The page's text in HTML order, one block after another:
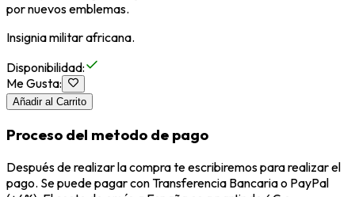
por nuevos emblemas.
Insignia militar africana.
Disponibilidad:
Me Gusta:
Añadir al Carrito
Proceso del metodo de pago
Después de realizar la compra te escribiremos para realizar el
pago. Se puede pagar con Transferencia Bancaria o PayPal